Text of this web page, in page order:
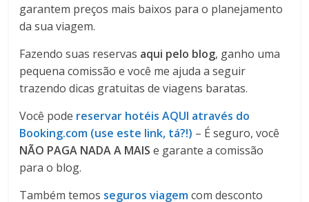
garantem preços mais baixos para o planejamento
da sua viagem.
Fazendo suas reservas aqui pelo blog, ganho uma
pequena comissão e você me ajuda a seguir
trazendo dicas gratuitas de viagens baratas.
Você pode reservar hotéis AQUI através do
Booking.com (use este link, tá?!) – É seguro, você
NÃO PAGA NADA A MAIS e garante a comissão
para o blog.
Também temos seguros viagemcom desconto